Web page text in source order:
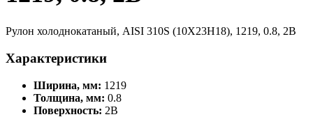
Рулон холоднокатаный, AISI 310S (10Х23Н18), 1219, 0.8, 2B
Характеристики
Ширина, мм: 1219
Толщина, мм: 0.8
Поверхность: 2B